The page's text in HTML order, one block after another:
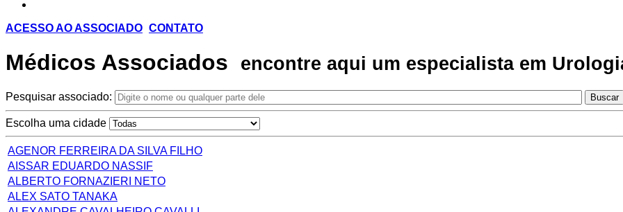
ACESSO AO ASSOCIADO CONTATO
Médicos Associados encontre aqui um especialista em
Pesquisar associado: Buscar
Escolha uma cidade
AGENOR FERREIRA DA SILVA FILHO
AISSAR EDUARDO NASSIF
ALBERTO FORNAZIERI NETO
ALEX SATO TANAKA